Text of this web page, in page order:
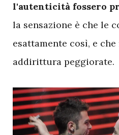
l'autenticità fossero
la sensazione è che le
esattamente così, e
addirittura peggiorate.